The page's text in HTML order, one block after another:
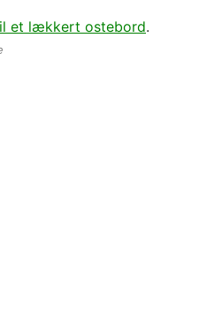
et lækkert ostebord.